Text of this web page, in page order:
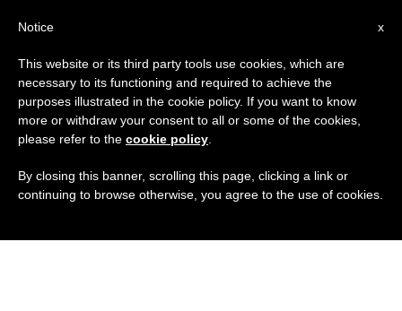
x
Notice
This website or its third party tools use cookies, which are
necessary to its functioning and required to achieve the
purposes illustrated in the cookie policy. If you want to know
more or withdraw your consent to all or some of the cookies,
please refer to the cookie policy
By closing this banner, scrolling this page, clicking a link or
continuing to browse otherwise, you agree to the use of cookies.